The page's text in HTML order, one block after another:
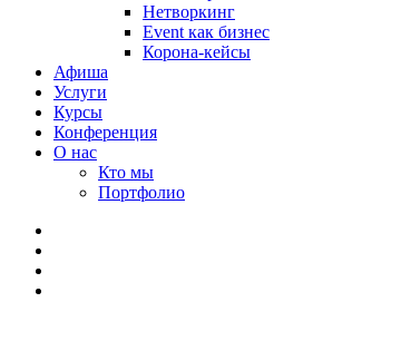
Нетворкинг
Event как бизнес
Корона-кейсы
Афиша
Услуги
Курсы
Конференция
О нас
Кто мы
Портфолио